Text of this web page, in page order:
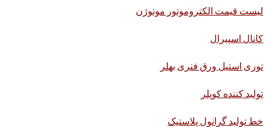
لیست قیمت الکتروموتور موتوژن
کانال اسپیرال
توری استیل ورق فنری بهلر
تولید کننده کوپلر
خط تولید گرانول پلاستیک